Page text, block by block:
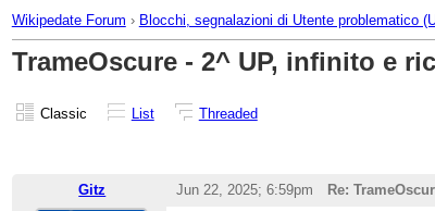
Wikipedate Forum › Blocchi, segnalazioni di Utente problematico
TrameOscure - 2^ UP, infinito e
Classic List Threaded
Gitz
Jun 22, 2025; 6:59pm Re: